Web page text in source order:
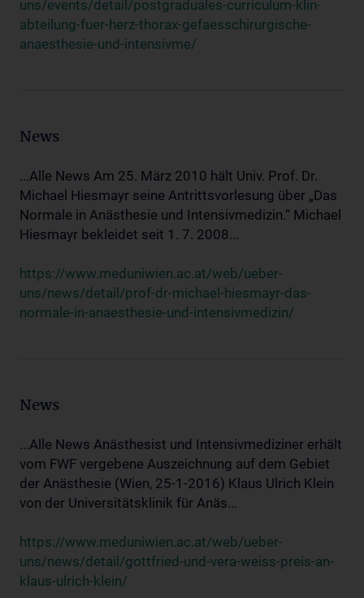
uns/events/detail/postgraduales-curriculum-klin-
abteilung-fuer-herz-thorax-gefaesschirurgische-
anaesthesie-und-intensivme/
News
...Alle News Am 25. März 2010 hält Univ. Prof. Dr.
Michael Hiesmayr seine Antrittsvorlesung über „Das
Normale in Anästhesie und Intensivmedizin.“ Michael
Hiesmayr bekleidet seit 1. 7. 2008...
https://www.meduniwien.ac.at/web/ueber-
uns/news/detail/prof-dr-michael-hiesmayr-das-
normale-in-anaesthesie-und-intensivmedizin/
News
...Alle News Anästhesist und Intensivmediziner erhält
vom FWF vergebene Auszeichnung auf dem Gebiet
der Anästhesie (Wien, 25-1-2016) Klaus Ulrich Klein
von der Universitätsklinik für Anäs...
https://www.meduniwien.ac.at/web/ueber-
uns/news/detail/gottfried-und-vera-weiss-preis-an-
klaus-ulrich-klein/